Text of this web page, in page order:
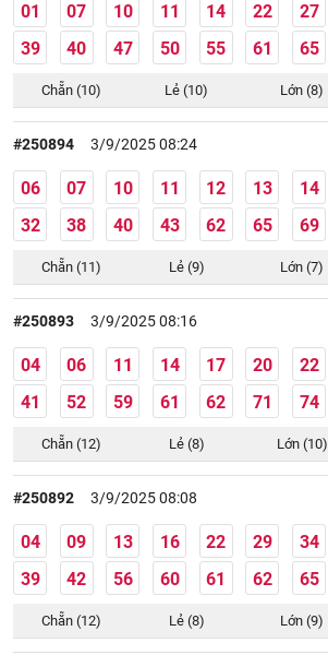
01 07 10 11 14 22 27
39
40 47 50 55 61 65
Chẵn (10) Lẻ (10) Lớn (8)
#250894 3/9/2025 08:24
06 07 10 11 12 13 14
32
38 40 43 62 65 69
Chẵn (11) Lẻ (9) Lớn (7)
#250893 3/9/2025 08:16
04 06 11 14 17 20 22
41
52 59 61 62 71 74
Chẵn (12) Lẻ (8) Lớn (10)
#250892 3/9/2025 08:08
04 09 13 16 22 29 34
39
42 56 60 61 62 65
Chẵn (12) Lẻ (8) Lớn (9)